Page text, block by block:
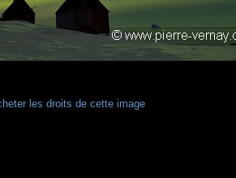
les droits de cette image